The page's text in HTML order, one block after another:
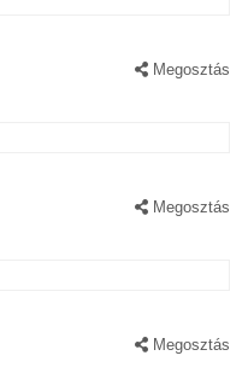
Megosztás
Megosztás
Megosztás